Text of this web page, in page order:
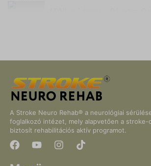
A Stroke Neuro Rehab® a neurológiai
foglalkozó intézet, mely alapvetően a stroke-
biztosít rehabilitációs aktív programot.